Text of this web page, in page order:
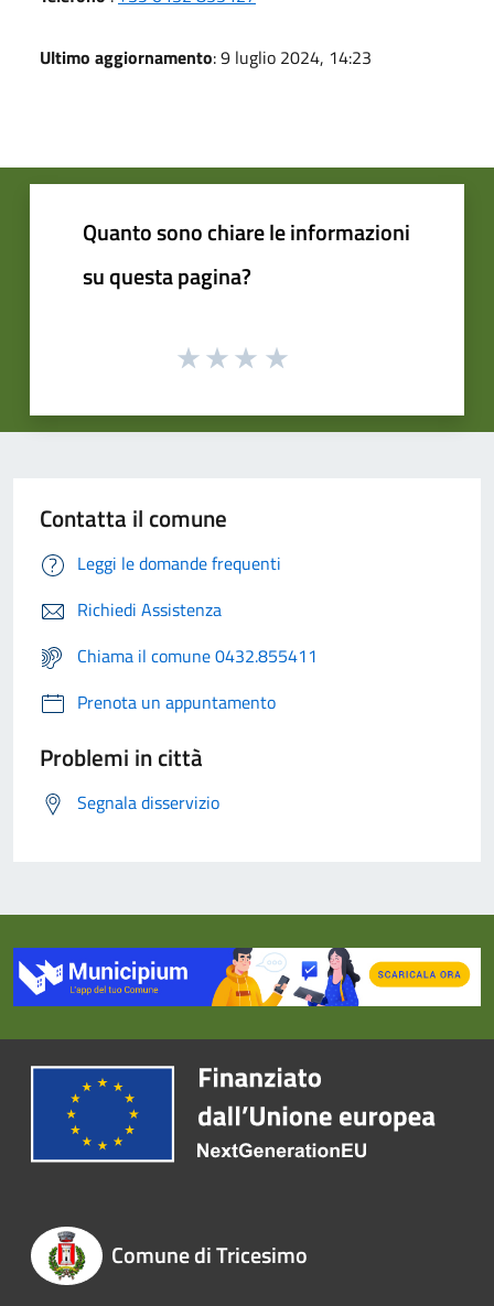
Ultimo aggiornamento: 9 luglio 2024, 14:23
Quanto sono chiare le informazioni
su questa pagina?
Contatta il comune
Leggi le domande frequenti
Richiedi Assistenza
Chiama il comune 0432.855411
Prenota un appuntamento
Problemi in città
Segnala disservizio
Comune di Tricesimo